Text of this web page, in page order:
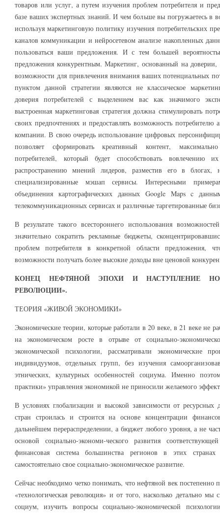
товаров или услуг, а путем изучения проблем потребителя и
базе ваших экспертных знаний. И чем больше вы погружаетесь в
используя маркетинговую политику изучения потребительских
каналов коммуникации и нейросетевом анализе накопленных
пользоваться ваши предложения. И с тем большей
предложения конкурентным. Маркетинг, основанный на
возможности для привлечения внимания ваших потенциальных
пунктом данной стратегии являются не классическое
доверия потребителей с выделением вас как значимого
выстроенная маркетинговая стратегия должна стимулировать
своих предпочтениях и предоставлять возможность потребителю
компании. В свою очередь использование цифровых
позволяет сформировать креативный контент,
потребителей, который будет способствовать
распространению мнений лидеров, разместив его в блогах,
специализированные мэшап сервисы. Интересными
объединения картографических данных Google Maps c
телекоммуникационных сервисах и различные таргетированные
В результате такого всестороннего использования
значительно сократить рекламные бюджеты,
проблем потребителя в конкретной области предложения,
возможности получать более высокие доходы вне ценовой
КОНЕЦ НЕФТЯНОЙ ЭПОХИ И НАСТУПЛЕНИЕ
РЕВОЛЮЦИИ».
ТЕОРИЯ «ЖИВОЙ ЭКОНОМИКИ»
Экономические теории, которые работали в 20 веке, в 21 веке не
на экономическом росте в отрыве от социально-
экономической психологии, рассматривали экономические
индивидуумов, отдельных групп, без изучения
этнических, культурных особенностей социума. Именно
практики» управления экономикой не приносили желаемого
В условиях глобализации и высокой зависимости от ресурсных
стран строилась и строится на основе концентрации
дальнейшем перераспределении, а бюджет любого уровня, а не
основой социально-экономи-ческого развития
финансовая система большинства регионов в этих
самостоятельно свое социально-экономическое развитие.
Сейчас необходимо четко понимать, что нефтяной век постепенно
«технологическая революция» и от того, насколько детально
социум, изучить вопросы социально-экономической